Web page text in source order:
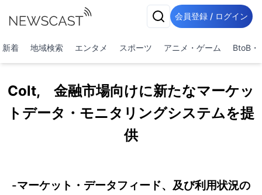
会員登録 / ログイン
新着 地域検索 エンタメ スポーツ アニメ・ゲーム BtoB・
Colt, 金融市場向けに新たなマーケッ
トデータ・モニタリングシステムを提
供
-マーケット・データフィード、及び利用状況の